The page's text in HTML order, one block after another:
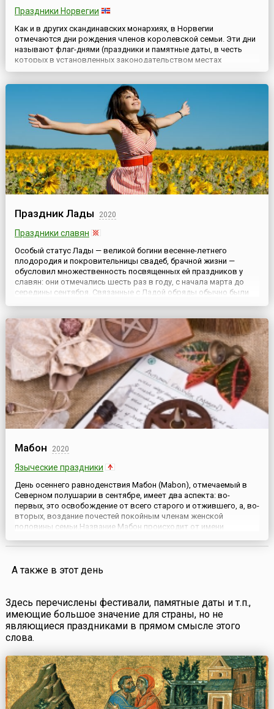
Праздники Норвегии
Как и в других скандинавских монархиях, в Норвегии
отмечаются дни рождения членов королевской семьи. Эти дни
называют флаг-днями (праздники и памятные даты, в честь
которых в установленных законодательством местах
поднимается государственный флаг).22 сентября в Норвегии
Märtha Louise, 22 сентября 1971 года), старшей дочери короля
Праздник Лады 2020
Праздники славян
Особый статус Лады — великой богини весенне-летнего
плодородия и покровительницы свадеб, брачной жизни —
обусловил множественность посвященных ей праздников у
славян: они отмечались шесть раз в году, с начала марта до
середины сентября. Связанные с Ладой обряды обычно были
испрашивали...
Мабон 2020
Языческие праздники
День осеннего равноденствия Мабон (Mabon), отмечаемый в
Северном полушарии в сентябре, имеет два аспекта: во-
первых, это освобождение от всего старого и отжившего, а, во-
вторых, воздание почестей покойным членам женской
половины семьи.Название Мабон происходит от имени
символизировавшего мужское плодородие в цикле мифов о
А также в этот день
Здесь перечислены фестивали, памятные даты и т.п.,
имеющие большое значение для страны, но не
являющиеся праздниками в прямом смысле этого
слова.